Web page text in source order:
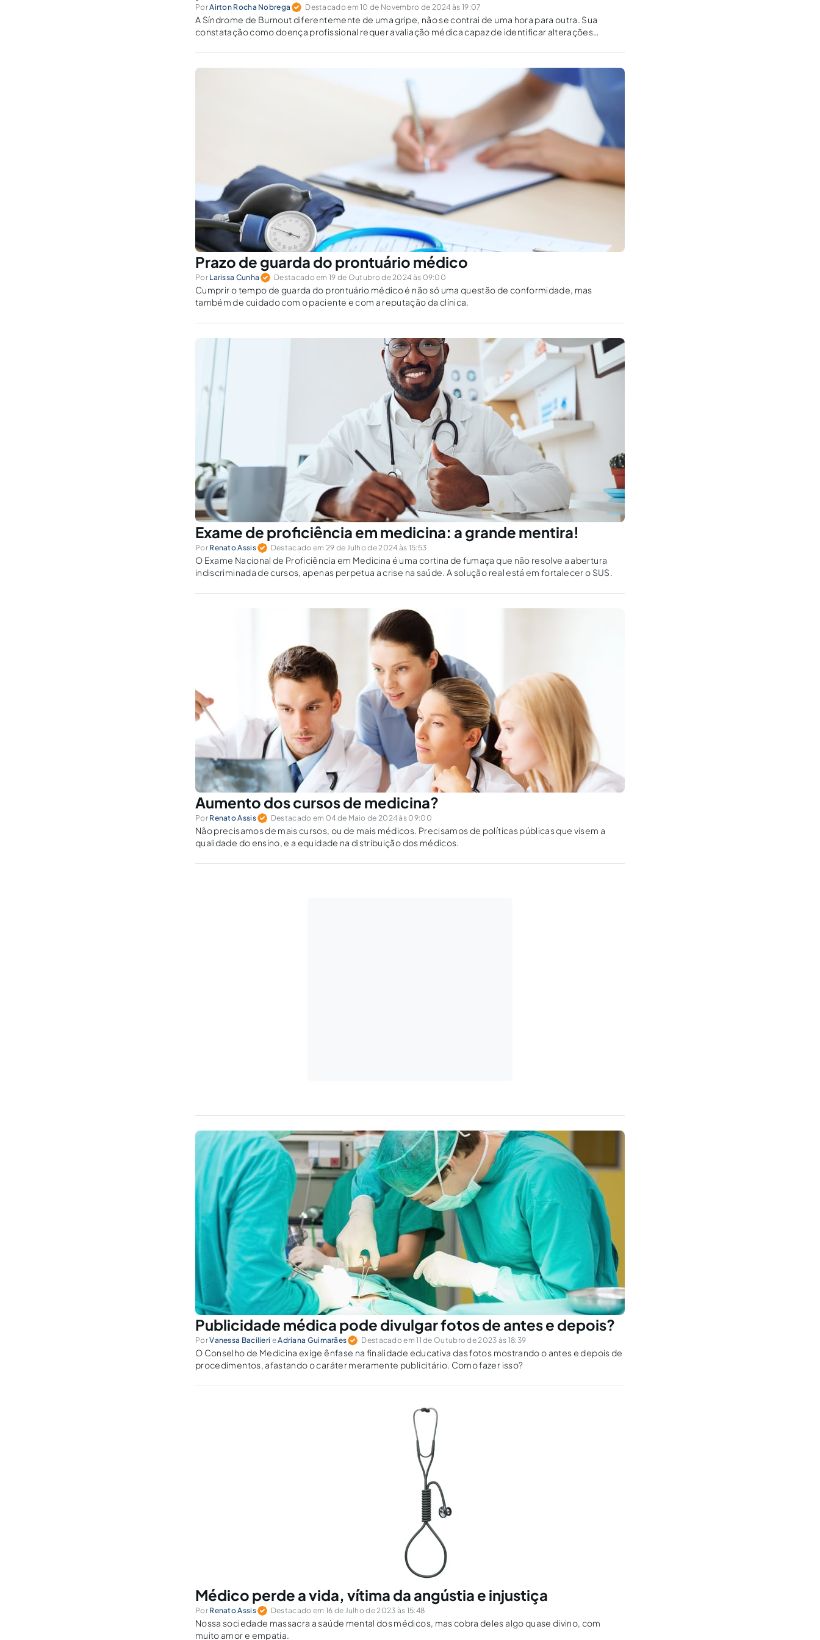
PorAirton Rocha Nobrega Destacado em 10 de Novembro de 2024 às 19:07
A Síndrome de Burnout diferentemente de uma gripe, não se contrai de uma hora para outra. Sua
constatação como doença profissional requer avaliação médica capaz de identificar alterações
Prazo de guarda do prontuário médico
Por Larissa Cunha Destacado em 19 de Outubro de 2024 às 09:00
Cumprir o tempo de guarda do prontuário médico é não só uma questão de conformidade, mas
também de cuidado com o paciente e com a reputação da clínica.
Exame de proficiência em medicina: a grande mentira!
Por Renato Assis Destacado em 29 de Julho de 2024 às 15:53
O Exame Nacional de Proficiência em Medicina é uma cortina de fumaça que não resolve a abertura
indiscriminada de cursos, apenas perpetua a crise na saúde. A solução real está em fortalecer o SUS.
Aumento dos cursos de medicina?
Por Renato Assis Destacado em 04 de Maio de 2024 às 09:00
Não precisamos de mais cursos, ou de mais médicos. Precisamos de políticas públicas que visem a
qualidade do ensino, e a equidade na distribuição dos médicos.
Publicidade médica pode divulgar fotos de antes e depois?
PorVanessa Bacilieri eAdriana Guimarães Destacado em 11 de Outubro de 2023 às 18:39
O Conselho de Medicina exige ênfase na finalidade educativa das fotos mostrando o antes e depois de
procedimentos, afastando o caráter meramente publicitário. Como fazer isso?
Médico perde a vida, vítima da angústia e injustiça
Por Renato Assis Destacado em 16 de Julho de 2023 às 15:48
Nossa sociedade massacra a saúde mental dos médicos, mas cobra deles algo quase divino, com
muito amor e empatia.